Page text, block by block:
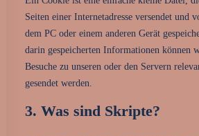
Seiten einer Internetadresse versendet und
dem PC oder einem anderen Gerät
darin gespeicherten Informationen können
Besuche zu unseren oder den Servern
gesendet werden.
3. Was sind Skripte?